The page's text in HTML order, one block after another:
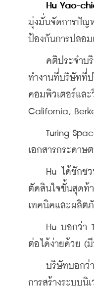
Hu Yao-
มุ่งมั่นจัดการปัญ
ป้องกันการปลอม
คติประจำบริ
ทำงานที่บริษัทที่
คอมพิวเตอร์แล
California,
Turing Space
เอกสารกระดา
Hu ได้ชักชวน
ตัดสินใจขั้นสุดท้
เทคนิคและผลิต
Hu บอกว่า
ต่อได้ง่ายด้วย (
บริษัทบอกว่า
การสร้างระบบ